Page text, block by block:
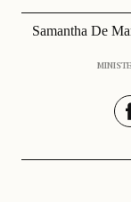
Samantha De